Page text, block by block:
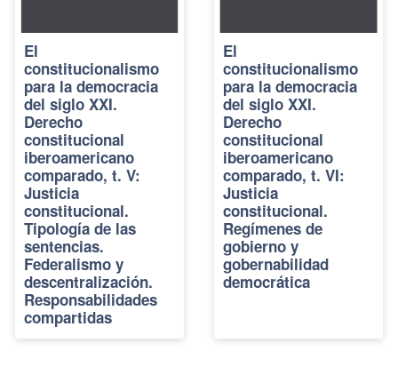
El
constitucionalismo
para la democracia
del siglo XXI.
Derecho
constitucional
iberoamericano
comparado, t. V:
Justicia
constitucional.
Tipología de las
sentencias.
Federalismo y
descentralización.
Responsabilidades
compartidas
El
constitucionalismo
para la democracia
del siglo XXI.
Derecho
constitucional
iberoamericano
comparado, t. VI:
Justicia
constitucional.
Regímenes de
gobierno y
gobernabilidad
democrática